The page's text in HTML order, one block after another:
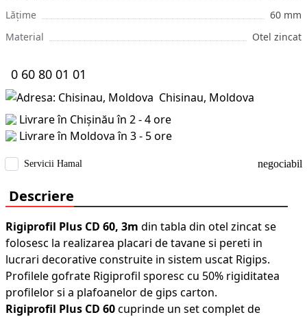
Lățime
60 mm
Material
Otel zincat
0 60 80 01 01
Chisinau, Moldova
Livrare în Chișinău în 2 - 4 ore
Livrare în Moldova în 3 - 5 ore
Servicii Hamal negociabil
Descriere
Rigiprofil Plus CD 60, 3m din tabla din otel zincatse
folosesc la realizarea placari de tavane si pereti in
lucrari decorative construite in sistem uscat Rigips.
Profilele gofrate Rigiprofil sporesc cu 50% rigiditatea
profilelor si a plafoanelor degips carton.
Rigiprofil Plus CD 60cuprinde un set complet de